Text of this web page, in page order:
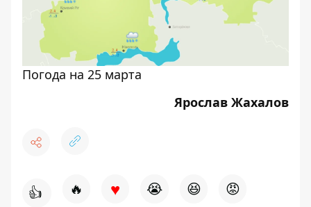
Погода на 25 марта
Ярослав Жахалов
👍 🔥 ♥ 😭 😆 😡